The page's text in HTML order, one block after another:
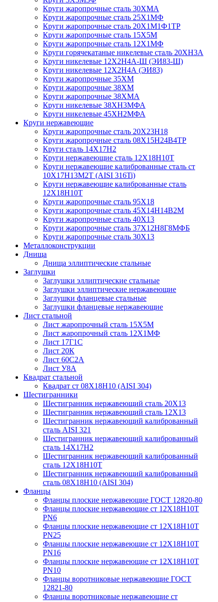
Круги жаропрочные сталь 30ХМА
Круги жаропрочные сталь 25Х1МФ
Круги жаропрочные сталь 20Х1М1Ф1ТР
Круги жаропрочные сталь 15Х5М
Круги жаропрочные сталь 12Х1МФ
Круги горячекатаные никелевые сталь 20ХН3А
Круги никелевые 12Х2Н4А-Ш (ЭИ83-Ш)
Круги никелевые 12Х2Н4А (ЭИ83)
Круги жаропрочные 35ХМ
Круги жаропрочные 38ХМ
Круги жаропрочные 38ХМА
Круги никелевые 38XH3MФА
Круги никелевые 45ХН2МФА
Круги нержавеющие
Круги жаропрочные сталь 20Х23Н18
Круги жаропрочные сталь 08Х15Н24В4ТР
Круги сталь 14Х17Н2
Круги нержавеющие сталь 12Х18Н10Т
Круги нержавеющие калиброванные сталь ст
10Х17Н13М2Т (AISI 316Ti)
Круги нержавеющие калиброванные сталь
12Х18Н10Т
Круги жаропрочные сталь 95Х18
Круги жаропрочные сталь 45Х14Н14В2М
Круги жаропрочные сталь 40Х13
Круги жаропрочные сталь 37Х12Н8Г8МФБ
Круги жаропрочные сталь 30Х13
Металлоконструкции
Днища
Днища эллиптические стальные
Заглушки
Заглушки эллиптические стальные
Заглушки эллиптические нержавеющие
Заглушки фланцевые стальные
Заглушки фланцевые нержавеющие
Лист стальной
Лист жаропрочный сталь 15Х5М
Лист жаропрочный сталь 12Х1МФ
Лист 17Г1С
Лист 20К
Лист 60С2А
Лист У8А
Квадрат стальной
Квадрат ст 08Х18Н10 (AISI 304)
Шестигранники
Шестигранник нержавеющий сталь 20Х13
Шестигранник нержавеющий сталь 12Х13
Шестигранник нержавеющий калиброванный
сталь AISI 321
Шестигранник нержавеющий калиброванный
сталь 14Х17Н2
Шестигранник нержавеющий калиброванный
сталь 12Х18Н10Т
Шестигранник нержавеющий калиброванный
сталь 08Х18Н10 (AISI 304)
Фланцы
Фланцы плоские нержавеющие ГОСТ 12820-80
Фланцы плоские нержавеющие ст 12Х18Н10Т
PN6
Фланцы плоские нержавеющие ст 12Х18Н10Т
PN25
Фланцы плоские нержавеющие ст 12Х18Н10Т
PN16
Фланцы плоские нержавеющие ст 12Х18Н10Т
PN10
Фланцы воротниковые нержавеющие ГОСТ
12821-80
Фланцы воротниковые нержавеющие ст